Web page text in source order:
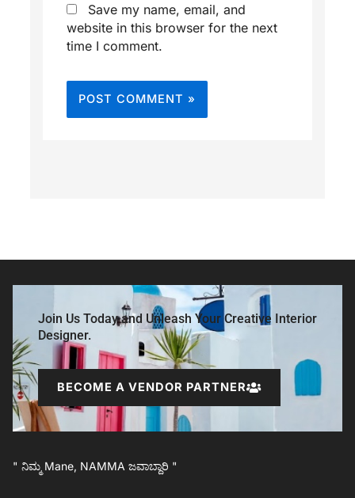
Save my name, email, and
website in this browser for the next
time I comment.
Join Us Today and Unleash Your Creative Interior
Designer.
BECOME A VENDOR PARTNER
" ನಿಮ್ಮ Mane, NAMMA ಜವಾಬ್ದಾರಿ "